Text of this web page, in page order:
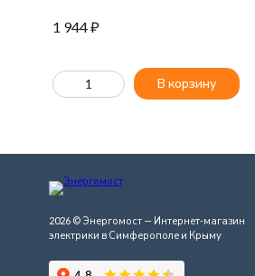
1 944₽
В корзину
2026 © Энергомост — Интернет-магазин
электрики в Симферополе и Крыму